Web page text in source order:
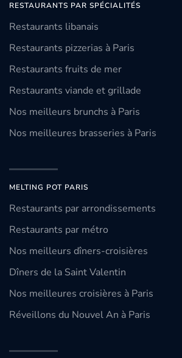
RESTAURANTS PAR SPÉCIALITÉS
Restaurants libanais
Restaurants pizzerias à Paris
Restaurants fruits de mer
Restaurants viande et grillade
Nos meilleurs brunchs à Paris
Nos meilleures brasseries à Paris
MELTING POT PARIS
Restaurants par arrondissements
Restaurants par métro
Nos meilleurs dîners-croisières
Dîners de la Saint Valentin
Nos meilleures croisières à Paris
Réveillons du Nouvel An à Paris